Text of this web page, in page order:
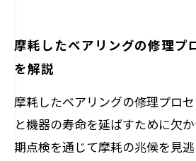
摩耗したベアリングの修理プ
を解説
摩耗したベアリングの修理プロ
と機器の寿命を延ばすために欠
期点検を通じて摩耗の兆候を見